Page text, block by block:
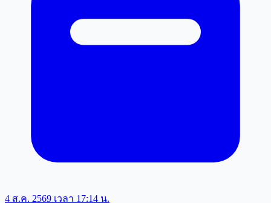
4 ส.ค. 2569 เวลา 17:14 น.